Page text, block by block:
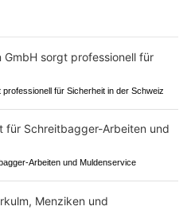
für Sicherheit in der Schweiz
Arbeiten und Muldenservice